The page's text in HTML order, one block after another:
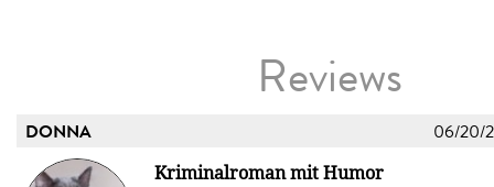
Reviews
DONNA 06/20/
Kriminalroman mit Humor